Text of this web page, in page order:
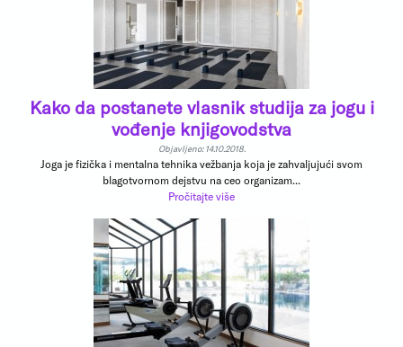
Kako da postanete vlasnik studija za jogu i
vođenje knjigovodstva
Objavljeno: 14.10.2018.
Joga je fizička i mentalna tehnika vežbanja koja je zahvaljujući svom
blagotvornom dejstvu na ceo organizam...
Pročitajte više